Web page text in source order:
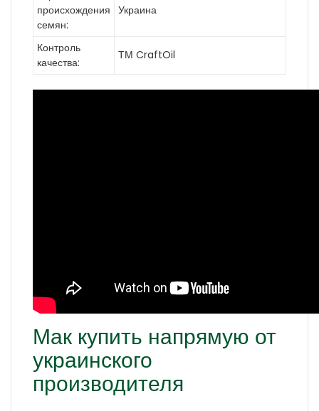
происхождения
семян:
Украина
Контроль
качества:
ТМ CraftOil
Мак купить напрямую от
украинского
производителя